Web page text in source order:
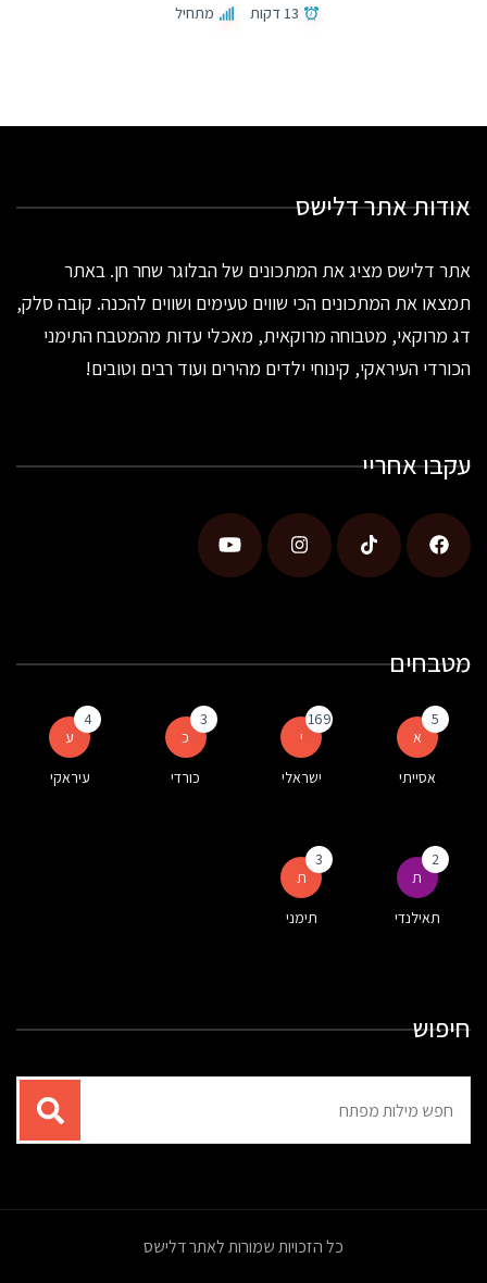
13 דקות מתחיל
אודות אתר דלישס
אתר דלישס מציג את המתכונים של הבלוגר שחר חן. באתר
תמצאו את המתכונים הכי שווים טעימים ושווים להכנה. קובה סלק,
דג מרוקאי, מטבוחה מרוקאית, מאכלי עדות מהמטבח התימני
הכורדי העיראקי, קינוחי ילדים מהירים ועוד רבים וטובים!
עקבו אחריי
מטבחים
א
5
אסייתי
י
169
ישראלי
כ
3
כורדי
ע
4
עיראקי
ת
2
תאילנדי
ת
3
תימני
חיפוש
עבור
כל הזכויות שמורות לאתר דלישס